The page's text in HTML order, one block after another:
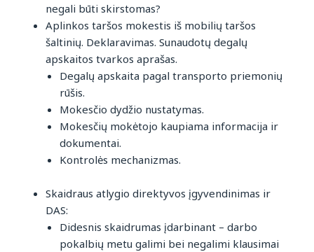
negali būti skirstomas?
Aplinkos taršos mokestis iš mobilių taršos
šaltinių. Deklaravimas. Sunaudotų degalų
apskaitos tvarkos aprašas.
Degalų apskaita pagal transporto priemonių
rūšis.
Mokesčio dydžio nustatymas.
Mokesčių mokėtojo kaupiama informacija ir
dokumentai.
Kontrolės mechanizmas.
Skaidraus atlygio direktyvos įgyvendinimas ir
DAS:
Didesnis skaidrumas įdarbinant – darbo
pokalbių metu galimi bei negalimi klausimai